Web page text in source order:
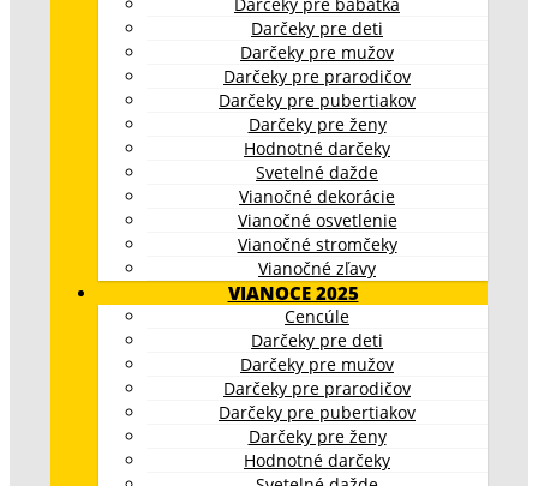
Darčeky pre deti
Darčeky pre mužov
Darčeky pre prarodičov
Darčeky pre pubertiakov
Darčeky pre ženy
Hodnotné darčeky
Svetelné dažde
Vianočné dekorácie
Vianočné osvetlenie
Vianočné stromčeky
Vianočné zľavy
VIANOCE 2025
Cencúle
Darčeky pre deti
Darčeky pre mužov
Darčeky pre prarodičov
Darčeky pre pubertiakov
Darčeky pre ženy
Hodnotné darčeky